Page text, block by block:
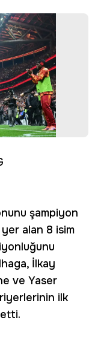
şampiyon
alan 8 isim
İlkay
ve Yaser
ilk